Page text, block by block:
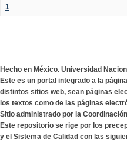
1
Hecho en México. Universidad
Este es un portal integrado a la
distintos sitios web, sean páginas
los textos como de las páginas
Sitio administrado por la
Este repositorio se rige por los
y el Sistema de Calidad con las